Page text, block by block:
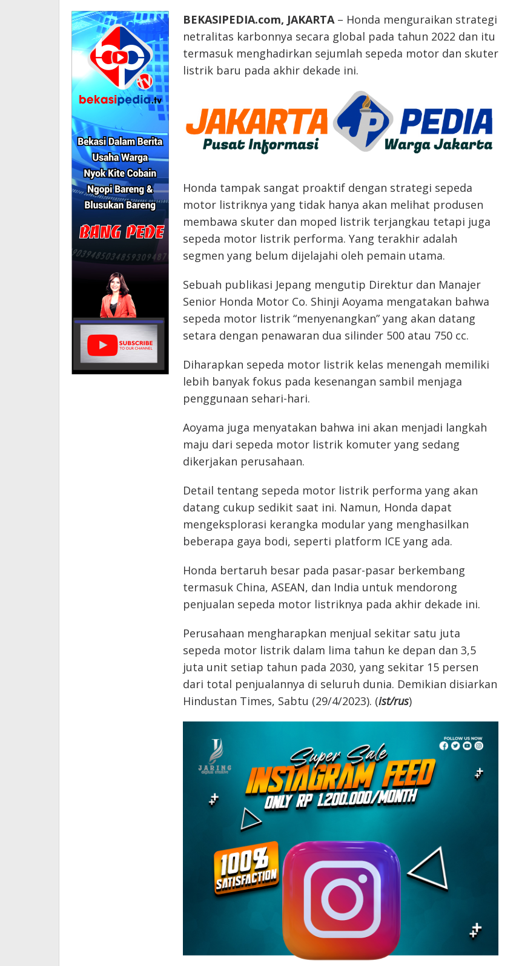
BEKASIPEDIA.com, JAKARTA– Honda menguraikan strategi
netralitas karbonnya secara global pada tahun 2022 dan itu
termasuk menghadirkan sejumlah sepeda motor dan skuter
listrik baru pada akhir dekade ini.
Honda tampak sangat proaktif dengan strategi sepeda
motor listriknya yang tidak hanya akan melihat produsen
membawa skuter dan moped listrik terjangkau tetapi juga
sepeda motor listrik performa. Yang terakhir adalah
segmen yang belum dijelajahi oleh pemain utama.
Sebuah publikasi Jepang mengutip Direktur dan Manajer
Senior Honda Motor Co. Shinji Aoyama mengatakan bahwa
sepeda motor listrik “menyenangkan” yang akan datang
setara dengan penawaran dua silinder 500 atau 750 cc.
Diharapkan sepeda motor listrik kelas menengah memiliki
lebih banyak fokus pada kesenangan sambil menjaga
penggunaan sehari-hari.
Aoyama juga menyatakan bahwa ini akan menjadi langkah
maju dari sepeda motor listrik komuter yang sedang
dikerjakan perusahaan.
Detail tentang sepeda motor listrik performa yang akan
datang cukup sedikit saat ini. Namun, Honda dapat
mengeksplorasi kerangka modular yang menghasilkan
beberapa gaya bodi, seperti platform ICE yang ada.
Honda bertaruh besar pada pasar-pasar berkembang
termasuk China, ASEAN, dan India untuk mendorong
penjualan sepeda motor listriknya pada akhir dekade ini.
Perusahaan mengharapkan menjual sekitar satu juta
sepeda motor listrik dalam lima tahun ke depan dan 3,5
juta unit setiap tahun pada 2030, yang sekitar 15 persen
dari total penjualannya di seluruh dunia. Demikian disiarkan
Hindustan Times, Sabtu (29/4/2023). (ist/rus)